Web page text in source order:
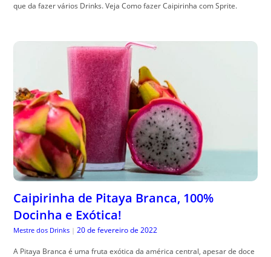
que da fazer vários Drinks. Veja Como fazer Caipirinha com Sprite.
Caipirinha de Pitaya Branca, 100%
Docinha e Exótica!
Mestre dos Drinks | 20 de fevereiro de 2022
A Pitaya Branca é uma fruta exótica da américa central, apesar de doce